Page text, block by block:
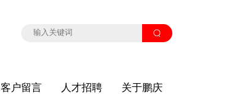
客户留言 人才招聘 关于鹏庆